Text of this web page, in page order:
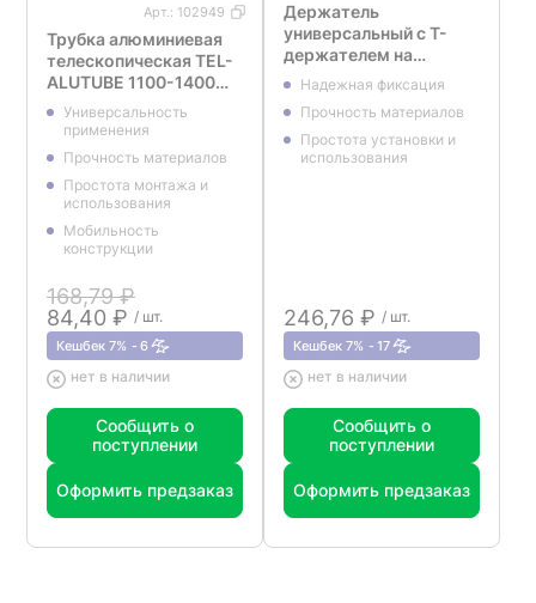
Арт.: 102949
Трубка алюминиевая
телескопическая TEL-
ALUTUBE 1100-1400
мм (без анодирования)
Универсальность
применения
Прочность материалов
Простота монтажа и
использования
Мобильность
конструкции
168,79 ₽
84,40 ₽ / шт.
Кешбек 7% 6
нет в наличии
Сообщить о
поступлении
Оформить предзаказ
Держатель
универсальный с Т-
держателем на
проволочную корзину
CROCS-FIX-T, цвет
серый
Надежная фиксация
Прочность материалов
Простота установки и
использования
246,76 ₽ / шт.
Кешбек 7% 17
нет в наличии
Сообщить о
поступлении
Оформить предзаказ